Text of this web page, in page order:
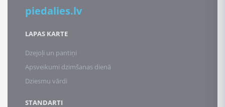
piedalies.lv
LAPAS KARTE
Dzejoļi un pantiņi
Apsveikumi dzimšanas dienā
Dziesmu vārdi
STANDARTI